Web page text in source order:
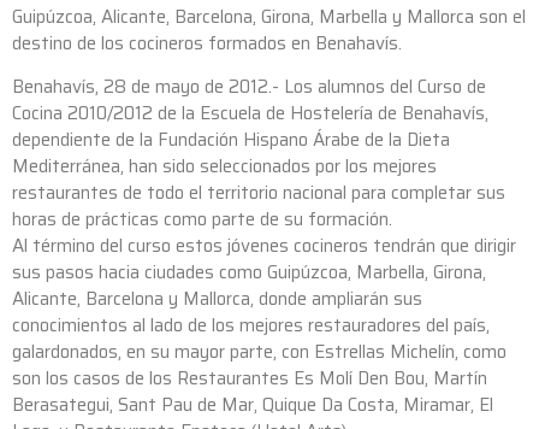
Guipúzcoa, Alicante, Barcelona, Girona, Marbella y Mallorca son el
destino de los cocineros formados en Benahavís.
Benahavís, 28 de mayo de 2012.- Los alumnos del Curso de
Cocina 2010/2012 de la Escuela de Hostelería de Benahavís,
dependiente de la Fundación Hispano Árabe de la Dieta
Mediterránea, han sido seleccionados por los mejores
restaurantes de todo el territorio nacional para completar sus
horas de prácticas como parte de su formación.
Al término del curso estos jóvenes cocineros tendrán que dirigir
sus pasos hacia ciudades como Guipúzcoa, Marbella, Girona,
Alicante, Barcelona y Mallorca, donde ampliarán sus
conocimientos al lado de los mejores restauradores del país,
galardonados, en su mayor parte, con Estrellas Michelín, como
son los casos de los Restaurantes Es Molí Den Bou, Martín
Berasategui, Sant Pau de Mar, Quique Da Costa, Miramar, El